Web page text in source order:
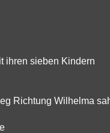
ihren sieben Kindern
Richtung Wilhelma